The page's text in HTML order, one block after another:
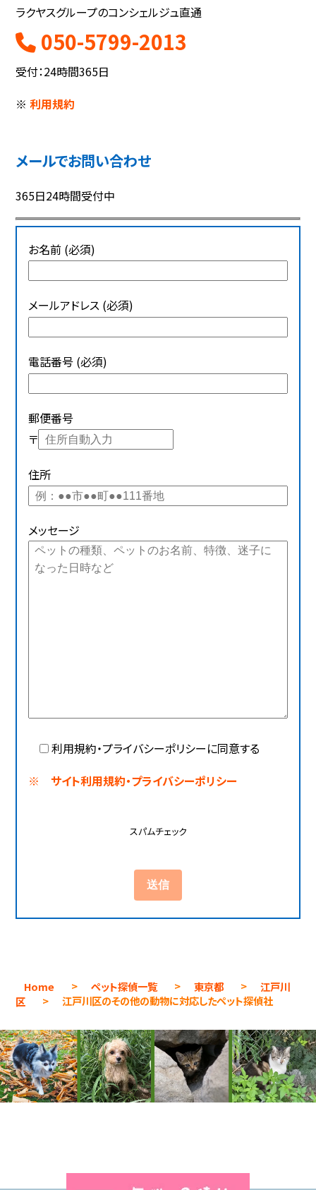
ラクヤスグループのコンシェルジュ直通
050-5799-2013
受付：24時間365日
※利用規約
メールでお問い合わせ
365日24時間受付中
お名前 (必須)
メールアドレス (必須)
電話番号 (必須)
郵便番号
〒
住所
メッセージ
利用規約・プライバシーポリシーに同意する
※ サイト利用規約・プライバシーポリシー
スパムチェック
Home > ペット探偵一覧 > 東京都 >
江戸川
区
> 江戸川区のその他の動物に対応したペット探偵社